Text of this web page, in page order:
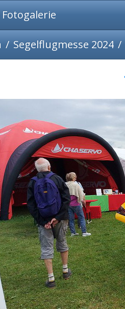
Segelflugmesse 2024